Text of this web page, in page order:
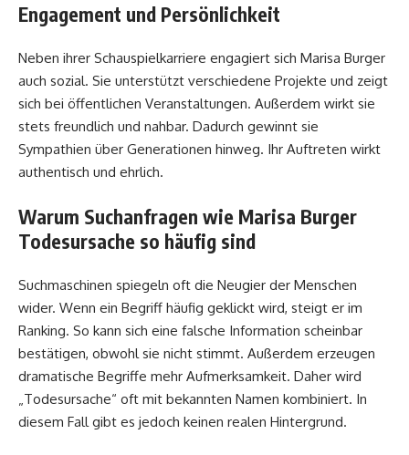
Engagement und Persönlichkeit
Neben ihrer Schauspielkarriere engagiert sich Marisa Burger
auch sozial. Sie unterstützt verschiedene Projekte und zeigt
sich bei öffentlichen Veranstaltungen. Außerdem wirkt sie
stets freundlich und nahbar. Dadurch gewinnt sie
Sympathien über Generationen hinweg. Ihr Auftreten wirkt
authentisch und ehrlich.
Warum Suchanfragen wie Marisa Burger
Todesursache so häufig sind
Suchmaschinen spiegeln oft die Neugier der Menschen
wider. Wenn ein Begriff häufig geklickt wird, steigt er im
Ranking. So kann sich eine falsche Information scheinbar
bestätigen, obwohl sie nicht stimmt. Außerdem erzeugen
dramatische Begriffe mehr Aufmerksamkeit. Daher wird
„Todesursache“ oft mit bekannten Namen kombiniert. In
diesem Fall gibt es jedoch keinen realen Hintergrund.